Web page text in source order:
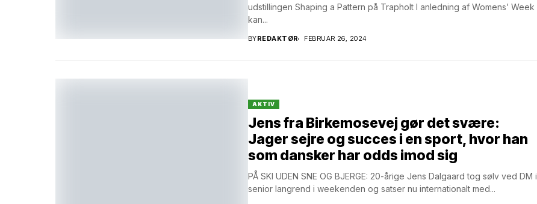
udstillingen Shaping a Pattern på Trapholt I anledning af Womens’ Week
kan...
BYREDAKTØR FEBRUAR 26, 2024
AKTIV
Jens fra Birkemosevej gør det svære:
Jager sejre og succes i en sport, hvor han
som dansker har odds imod sig
PÅ SKI UDEN SNE OG BJERGE: 20-årige Jens Dalgaard tog sølv ved DM i
senior langrend i weekenden og satser nu internationalt med...